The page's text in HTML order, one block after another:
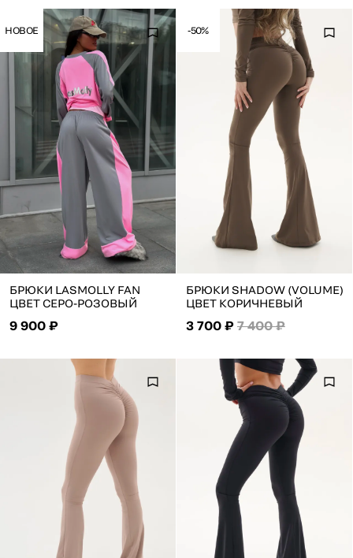
НОВОЕ
БРЮКИ LASMOLLY FAN
ЦВЕТ СЕРО-РОЗОВЫЙ
9 900 ₽
-50%
БРЮКИ SHADOW (VOLUME)
ЦВЕТ КОРИЧНЕВЫЙ
3 700 ₽ 7 400 ₽